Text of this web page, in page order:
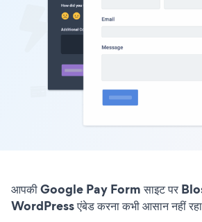
आपकी Google Pay Form साइट पर
WordPress एंबेड करना कभी आसान नहीं रहा